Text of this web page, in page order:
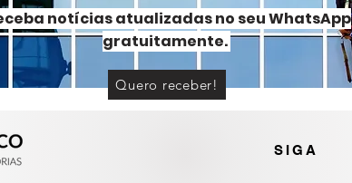
Portas e janelas de alumínio
notícias atualizadas no seu WhatsApp
gratuitamente.
Quero receber!
SIGA